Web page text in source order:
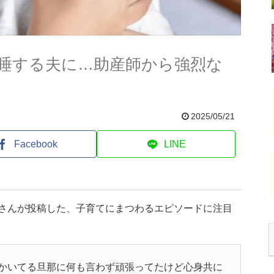
する夫に…助産師から強烈な
2025/05/21
Facebook LINE
んが投稿した、子育てにまつわるエピソードに注目
いてる旦那に何も言わず頑張ってたけど心身共に